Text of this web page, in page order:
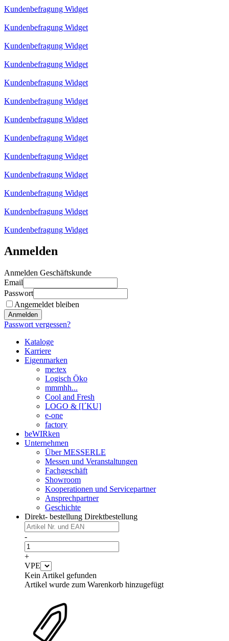
Kundenbefragung Widget
Kundenbefragung Widget
Kundenbefragung Widget
Kundenbefragung Widget
Kundenbefragung Widget
Kundenbefragung Widget
Kundenbefragung Widget
Kundenbefragung Widget
Kundenbefragung Widget
Kundenbefragung Widget
Kundenbefragung Widget
Kundenbefragung Widget
Kundenbefragung Widget
Anmelden
Anmelden Geschäftskunde
Email
Passwort
Angemeldet bleiben
Anmelden
Passwort vergessen?
Kataloge
Karriere
Eigenmarken
me:tex
Logisch Öko
mmmhh...
Cool and Fresh
LOGO & [I´KU]
e-one
factory
beWIRken
Unternehmen
Über MESSERLE
Messen und Veranstaltungen
Fachgeschäft
Showroom
Kooperationen und Servicepartner
Ansprechpartner
Geschichte
Direkt- bestellung Direktbestellung
-
+
VPE
Kein Artikel gefunden
Artikel wurde zum Warenkorb hinzugefügt